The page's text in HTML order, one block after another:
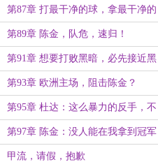
第87章 打最干净的球，拿最干净的
冠军！
第89章 陈金，队危，速归！
第91章 想要打败黑暗，必先接近黑
暗！
第93章 欧洲主场，阻击陈金？
第95章 杜达：这么暴力的反手，不
知道我能不能顶得住？
第97章 陈金：没人能在我拿到冠军
之前击败我！
甲流，请假，抱歉